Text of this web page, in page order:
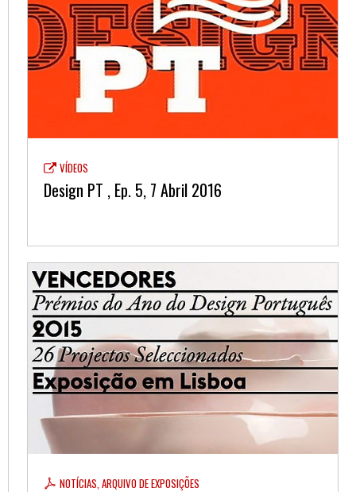
VÍDEOS
Design PT , Ep. 5, 7 Abril 2016
NOTÍCIAS, ARQUIVO DE EXPOSIÇÕES